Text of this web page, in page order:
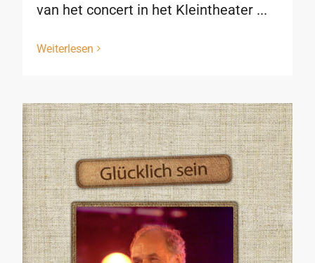
van het concert in het Kleintheater ...
Weiterlesen